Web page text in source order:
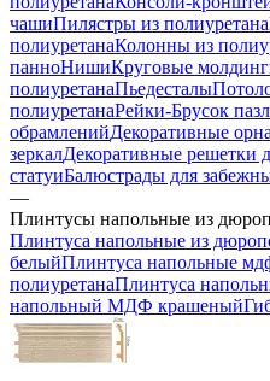
чашиПилястры из полиуретана
полиуретанаКолонны из
панноНишиКруговые
полиуретанаПьедесталы
полиуретанаРейки-Брусок
обрамленийДекоративные
зеркалДекоративные решетки
статуиБалюстрады для
—
Плинтусы напольные из
Плинтуса напольные из
белыйПлинтуса напольные
полиуретанаПлинтуса
напольный МДФ крашеный